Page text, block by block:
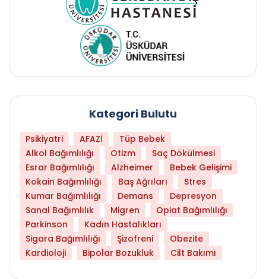
Kategori Bulutu
Psikiyatri AFAZİ
Tüp Bebek
Alkol Bağımlılığı
Otizm
Saç Dökülmesi
Esrar Bağımlılığı
Alzheimer
Bebek Gelişimi
Kokain Bağımlılığı
Baş Ağrıları
Stres
Kumar Bağımlılığı
Demans
Depresyon
Sanal Bağımlılık
Migren
Opiat Bağımlılığı
Parkinson
Kadın Hastalıkları
Sigara Bağımlılığı
Şizofreni
Obezite
Kardioloji
Bipolar Bozukluk Cilt Bakımı